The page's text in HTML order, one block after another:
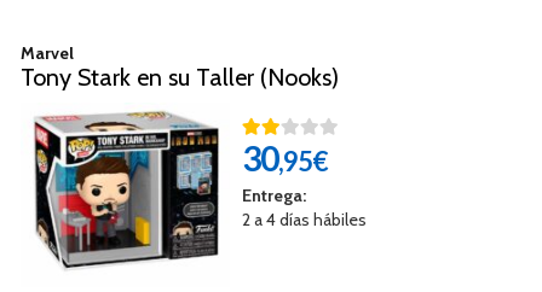
Marvel
Tony Stark en su Taller (Nooks)
30,95€
Entrega:
2 a 4 días hábiles